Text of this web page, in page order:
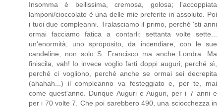
Insomma è bellissima, cremosa, golosa; l'accoppiata
lamponi/cioccolato è una delle mie preferite in assoluto. Poi
i tuoi due compleanni. Tralasciamo il primo, perché 'sti anni
ormai facciamo fatica a contarli: settanta volte sette...
un'enormità, uno sproposito, da incendiare, con le sue
candeline, non solo S. Francisco ma anche Londra. Ma
finiscila, vah! Io invece voglio farti doppi auguri, perché sì,
perché ci vogliono, perché anche se ormai sei decrepita
(ahahah...) il compleanno va festeggiato e, per te, mai
come quest'anno. Dunque Auguri e Auguri, per i 7 anni e
per i 70 volte 7. Che poi sarebbero 490, una sciocchezza in